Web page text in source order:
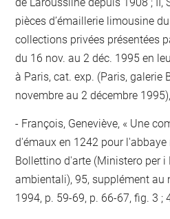
pièces d’émaillerie limousine
collections privées présentées
du 16 nov. au 2 déc. 1995 en
à Paris, cat. exp. (Paris, galerie
novembre au 2 décembre
François, Geneviève, « Une
d'émaux en 1242 pour l'abbaye
Bollettino d'arte (Ministero per i
ambientali), 95, supplément au
1994, p. 59-69, p. 66-67, fig. 3 ;